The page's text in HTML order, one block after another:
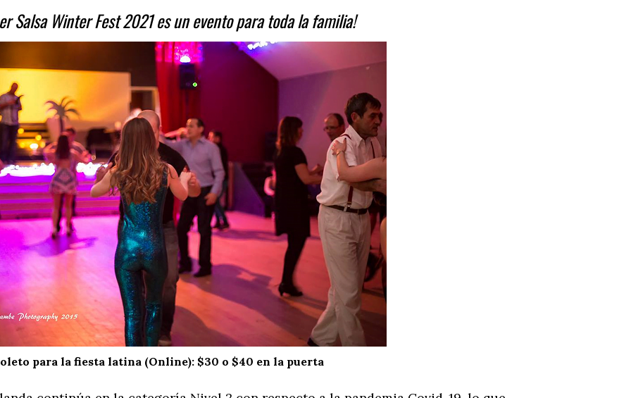
Salsa Winter Fest 2021 es un evento para toda la familia!
para la fiesta latina (Online): $30 o $40 en la puerta